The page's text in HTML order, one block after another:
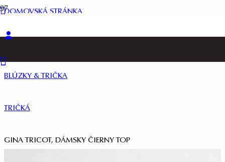
DOMOVSKÁ STRÁNKA
BLÚZKY & TRIČKA
TRIČKÁ
GINA TRICOT, DÁMSKY ČIERNY TOP